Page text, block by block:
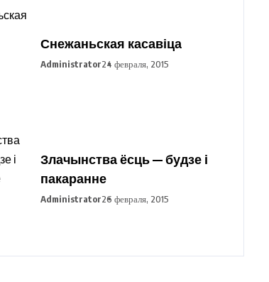
Снежаньская касавіца
Administrator24 февраля, 2015
Злачынства ёсць — будзе і
пакаранне
Administrator26 февраля, 2015